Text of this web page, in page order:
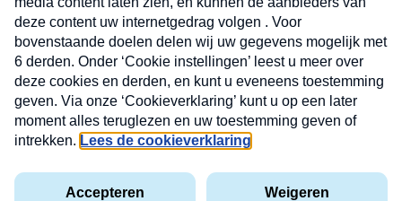
MAX
Cookieverklaring
Kwetsbaarheid
X
Nieuwsbrief
Neem hier een gratis abonnement op de MAX
Consumenten nieuwsbrief. Elke maandag en
donderdag in uw mailbox.